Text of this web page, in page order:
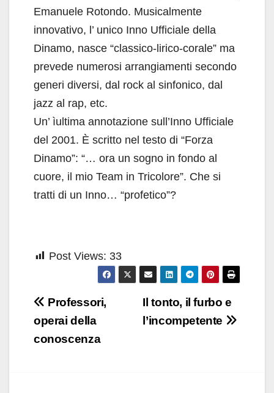
Emanuele Rotondo. Musicalmente
innovativo, l’ unico Inno Ufficiale della
Dinamo, nasce “classico-lirico-corale” ma
prevede numerosi arrangiamenti secondo
generi diversi, dal rock al sinfonico, dal
jazz al rap, etc.
Un’ ìultima annotazione sull’Inno Ufficiale
del 2001. È scritto nel testo di “Forza
Dinamo”: “… ora un sogno in fondo al
cuore, il mio Team in Tricolore”. Che si
tratti di un Inno… “profetico”?
Post Views: 33
Navigazione
articoli
Il tonto, il furbo e
l’incompetente
Professori,
operai della
conoscenza